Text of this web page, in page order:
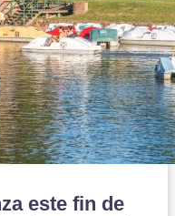
este fin de